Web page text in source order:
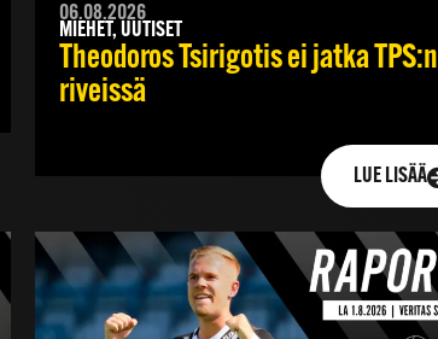
06.08.2026
MIEHET, UUTISET
Theodoros Tsirigotis ei jatka TPS:n
riveissä
LUE LISÄÄ